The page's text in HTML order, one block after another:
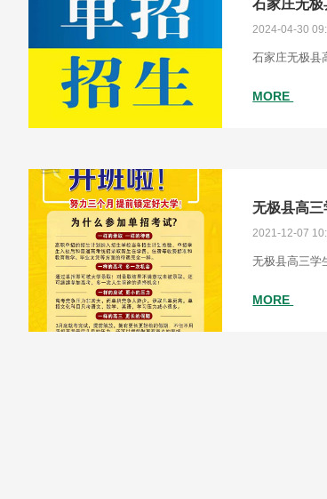
2024-04-30
石家庄无极县
MORE
2021-12-07
无极县高三学
MORE